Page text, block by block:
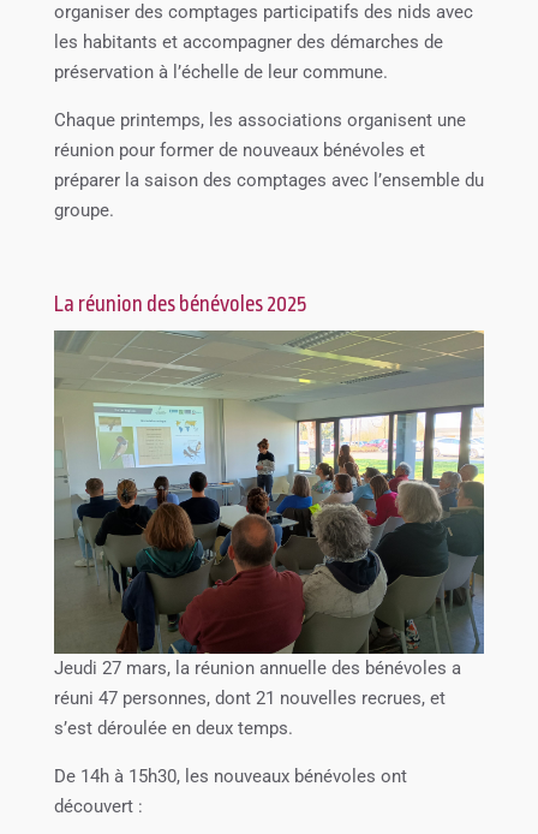
organiser des comptages participatifs des nids avec
les habitants et accompagner des démarches de
préservation à l’échelle de leur commune.
Chaque printemps, les associations organisent une
réunion pour former de nouveaux bénévoles et
préparer la saison des comptages avec l’ensemble du
groupe.
La réunion des bénévoles 2025
Jeudi 27 mars, la réunion annuelle des bénévoles a
réuni 47 personnes, dont 21 nouvelles recrues, et
s’est déroulée en deux temps.
De 14h à 15h30, les nouveaux bénévoles ont
découvert :